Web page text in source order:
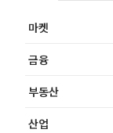
마켓
금융
부동산
산업